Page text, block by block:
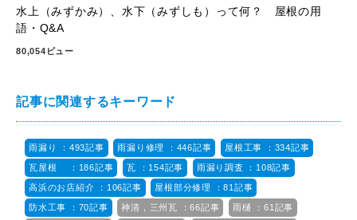
水上（みずかみ）、水下（みずしも）って何？ 屋根の用
語・Q&A
80,054ビュー
記事に関連するキーワード
雨漏り ：493記事 雨漏り修理 ：446記事 屋根工事 ：334記事
瓦屋根 ：186記事 瓦 ：154記事 雨漏り調査 ：108記事
高浜のお店紹介 ：106記事 屋根部分修理 ：81記事
防水工事 ：70記事 神清，三州瓦 ：66記事 雨樋 ：61記事